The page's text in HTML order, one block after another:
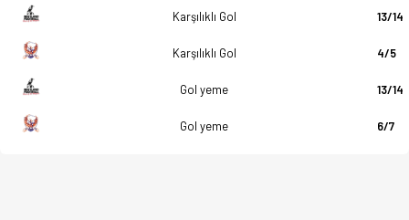
Karşılıklı Gol 13/14
Karşılıklı Gol 4/5
Gol yeme 13/14
Gol yeme 6/7